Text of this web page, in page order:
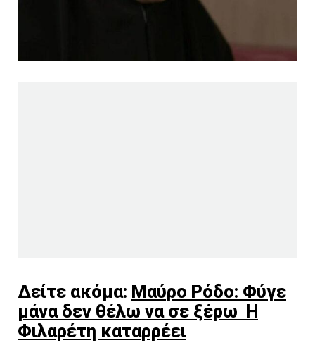
Δείτε ακόμα: Μαύρο Ρόδο: Φύγε
μάνα δεν θέλω να σε ξέρω Η
Φιλαρέτη καταρρέει